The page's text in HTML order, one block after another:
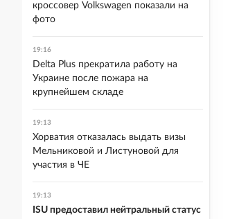
кроссовер Volkswagen показали на
фото
19:16
Delta Plus прекратила работу на
Украине после пожара на
крупнейшем складе
19:13
Хорватия отказалась выдать визы
Мельниковой и Листуновой для
участия в ЧЕ
19:13
ISU предоставил нейтральный статус